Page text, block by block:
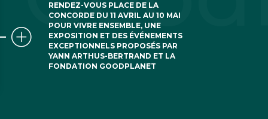
RENDEZ-VOUS PLACE DE LA
CONCORDE DU 11 AVRIL AU 10 MAI
POUR VIVRE ENSEMBLE, UNE
EXPOSITION ET DES ÉVÉNEMENTS
EXCEPTIONNELS PROPOSÉS PAR
YANN ARTHUS-BERTRAND ET LA
FONDATION GOODPLANET